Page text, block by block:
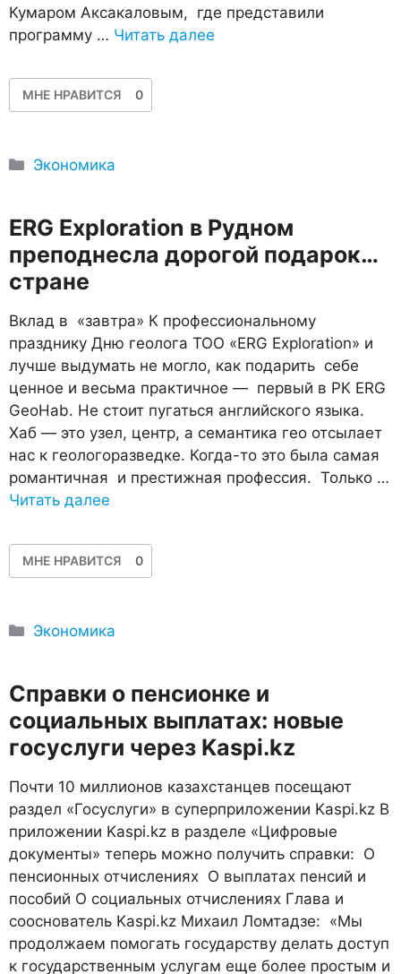
Кумаром Аксакаловым, где представили
программу … Читать далее
МНЕ НРАВИТСЯ 0
Рубрики
Экономика
​ERG Exploration в Рудном
преподнесла дорогой подарок…
стране
Вклад в «завтра» К профессиональному
празднику Дню геолога ТОО «ERG Exploration» и
лучше выдумать не могло, как подарить себе
ценное и весьма практичное — первый в РК ERG
GeoHab. Не стоит пугаться английского языка.
Хаб — это узел, центр, а семантика гео отсылает
нас к геологоразведке. Когда-то это была самая
романтичная и престижная профессия. Только …
Читать далее
МНЕ НРАВИТСЯ 0
Рубрики
Экономика
Справки о пенсионке и
социальных выплатах: новые
госуслуги через Kaspi.kz
Почти 10 миллионов казахстанцев посещают
раздел «Госуслуги» в суперприложении Kaspi.kz В
приложении Kaspi.kz в разделе «Цифровые
документы» теперь можно получить справки: О
пенсионных отчислениях О выплатах пенсий и
пособий О социальных отчислениях Глава и
сооснователь Kaspi.kz Михаил Ломтадзе: «Мы
продолжаем помогать государству делать доступ
к государственным услугам еще более простым и